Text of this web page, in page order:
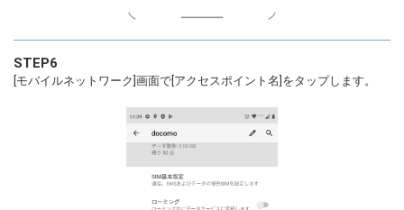
STEP6
[モバイルネットワーク]画面で[アクセスポイント名]をタップします。